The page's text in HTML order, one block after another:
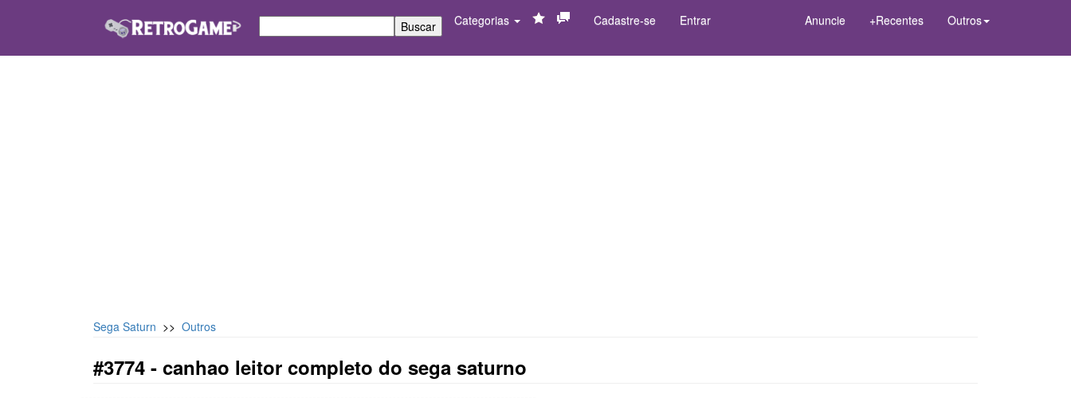
Categorias Cadastre-se Entrar Anuncie +Recentes Outros
Sega Saturn >> Outros
#3774 - canhao leitor completo do sega saturno